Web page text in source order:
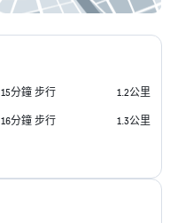
15分鐘 步行 1.2公里
16分鐘 步行 1.3公里